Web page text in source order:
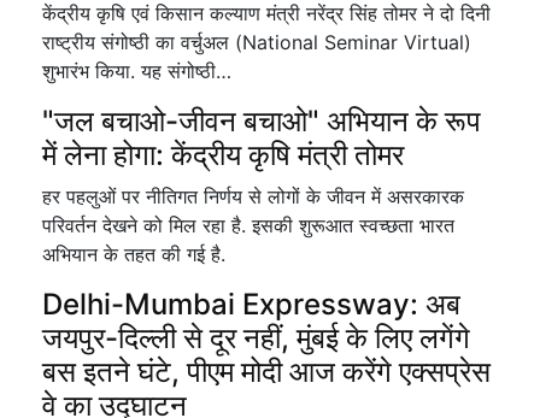
केंद्रीय कृषि एवं किसान कल्याण मंत्री नरेंद्र सिंह तोमर ने दो दिनी
राष्ट्रीय संगोष्ठी का वर्चुअल (National Seminar Virtual)
शुभारंभ किया. यह संगोष्ठी…
"जल बचाओ-जीवन बचाओ" अभियान के रूप
में लेना होगा: केंद्रीय कृषि मंत्री तोमर
हर पहलुओं पर नीतिगत निर्णय से लोगों के जीवन में असरकारक
परिवर्तन देखने को मिल रहा है. इसकी शुरूआत स्वच्छता भारत
अभियान के तहत की गई है.
Delhi-Mumbai Expressway: अब
जयपुर-दिल्ली से दूर नहीं, मुंबई के लिए लगेंगे
बस इतने घंटे, पीएम मोदी आज करेंगे एक्सप्रेस
वे का उद्घाटन